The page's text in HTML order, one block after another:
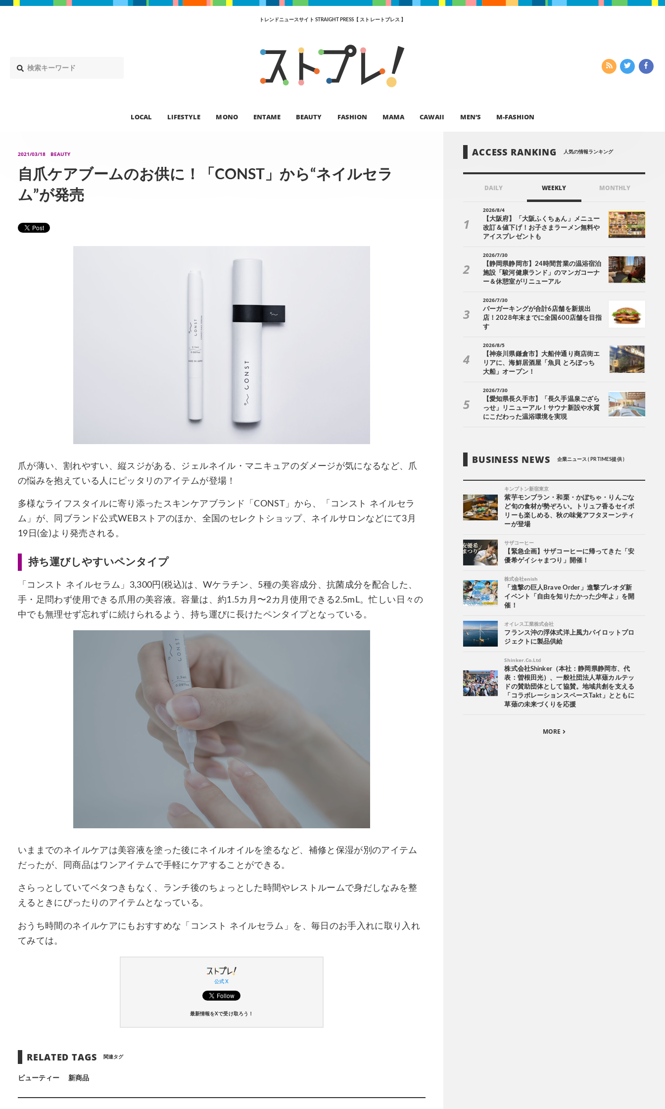
トレンドニュースサイト STRAIGHT PRESS【 ストレートプレス 】
LOCAL LIFESTYLE MONO ENTAME BEAUTY FASHION MAMA CAWAII MEN’S M-FASHION
2021/03/18 BEAUTY
自爪ケアブームのお供に！「CONST」から“ネイルセラ
ム”が発売
爪が薄い、割れやすい、縦スジがある、ジェルネイル・マニキュアのダメージが気になるなど、爪
の悩みを抱えている人にピッタリのアイテムが登場！
多様なライフスタイルに寄り添ったスキンケアブランド「CONST」から、「コンスト ネイルセラ
ム」が、同ブランド公式WEBストアのほか、全国のセレクトショップ、ネイルサロンなどにて3月
19日(金)より発売される。
持ち運びしやすいペンタイプ
「コンスト ネイルセラム」3,300円(税込)は、Wケラチン、5種の美容成分、抗菌成分を配合した、
手・足問わず使用できる爪用の美容液。容量は、約1.5カ月〜2カ月使用できる2.5mL。忙しい日々の
中でも無理せず忘れずに続けられるよう、持ち運びに長けたペンタイプとなっている。
いままでのネイルケアは美容液を塗った後にネイルオイルを塗るなど、補修と保湿が別のアイテム
だったが、同商品はワンアイテムで手軽にケアすることができる。
さらっとしていてベタつきもなく、ランチ後のちょっとした時間やレストルームで身だしなみを整
えるときにぴったりのアイテムとなっている。
おうち時間のネイルケアにもおすすめな「コンスト ネイルセラム」を、毎日のお手入れに取り入れ
てみては。
公式 X
最新情報をXで受け取ろう！
RELATED TAGS 関連タグ
ビューティー 新商品
ACCESS RANKING 人気の情報ランキング
DAILY WEEKLY MONTHLY
2026/8/4
【大阪府】「大阪ふくちぁん」メニュー
改訂＆値下げ！お子さまラーメン無料や
アイスプレゼントも
2026/7/30
【静岡県静岡市】24時間営業の温浴宿泊
施設「駿河健康ランド」のマンガコーナ
ー＆休憩室がリニューアル
2026/7/30
バーガーキングが合計6店舗を新規出
店！2028年末までに全国600店舗を目指
す
2026/8/5
【神奈川県鎌倉市】大船仲通り商店街エ
リアに、海鮮居酒屋「魚貝 とろぼっち
大船」オープン！
2026/7/30
【愛知県長久手市】「長久手温泉ござら
っせ」リニューアル！サウナ新設や水質
にこだわった温浴環境を実現
BUSINESS NEWS 企業ニュース ( PR TIMES提供 )
キンプトン新宿東京
紫芋モンブラン・和栗・かぼちゃ・りんごな
ど旬の食材が勢ぞろい。トリュフ香るセイボ
リーも楽しめる、秋の味覚アフタヌーンティ
ーが登場
サザコーヒー
【緊急企画】サザコーヒーに帰ってきた「安
優希ゲイシャまつり」開催！
株式会社enish
「進撃の巨人Brave Order」進撃ブレオダ新
イベント「自由を知りたかった少年よ」を開
催！
オイレス工業株式会社
フランス沖の浮体式洋上風力パイロットプロ
ジェクトに製品供給
Shinker.Co.Ltd
株式会社Shinker（本社：静岡県静岡市、代
表：曽根田光）、一般社団法人草薙カルテッ
ドの賛助団体として協賛。地域共創を支える
「コラボレーションスペースTakt」とともに
草薙の未来づくりを応援
MORE